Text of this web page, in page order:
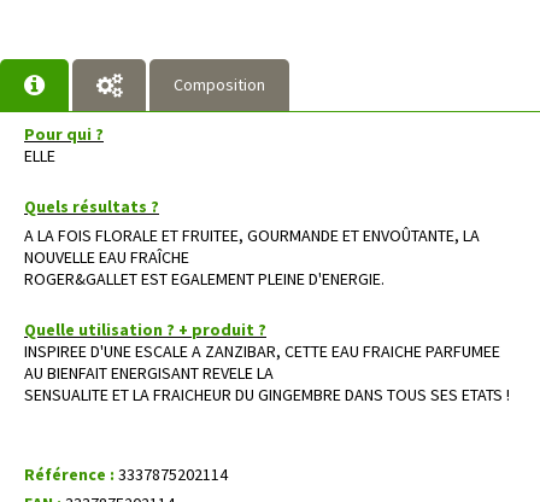
Composition
Pour qui ?
ELLE
Quels résultats ?
A LA FOIS FLORALE ET FRUITEE, GOURMANDE ET ENVOÛTANTE, LA
NOUVELLE EAU FRAÎCHE
ROGER&GALLET EST EGALEMENT PLEINE D'ENERGIE.
Quelle utilisation ? + produit ?
INSPIREE D'UNE ESCALE A ZANZIBAR, CETTE EAU FRAICHE PARFUMEE
AU BIENFAIT ENERGISANT REVELE LA
SENSUALITE ET LA FRAICHEUR DU GINGEMBRE DANS TOUS SES ETATS !
Référence : 3337875202114